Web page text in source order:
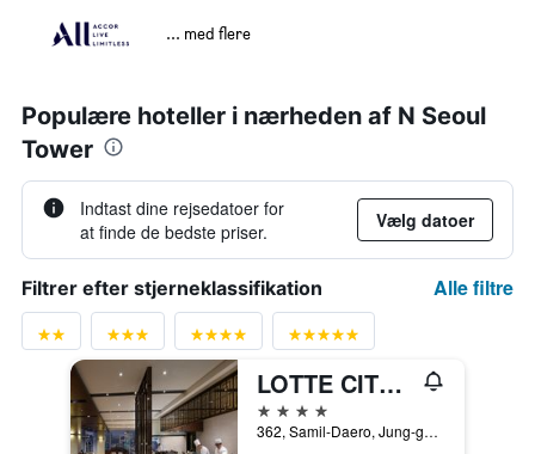
... med flere
Populære hoteller i nærheden af N Seoul
Tower
Indtast dine rejsedatoer for
at finde de bedste priser.
Vælg datoer
Filtrer efter stjerneklassifikation Alle filtre
LOTTE CITY HOTEL MYEONGDONG
4 stjerner
362, Samil-Daero, Jung-gu, Seoul, Sydkorea